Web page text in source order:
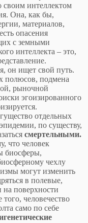
своим интеллектом
Она, как бы,
материалов,
опасения
с земными
интеллекта – это,
он ищет свой путь.
полюсов, подмена
рыночной
эгоизированного
отдельных
по существу,
смертельными.
что человек
биосферы,
чехлу
могут изменить
в полевые,
на поверхности
человечество
само по себе